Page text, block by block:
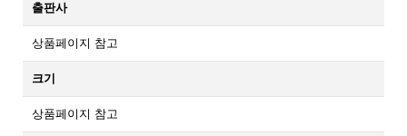
출판사
상품페이지 참고
크기
상품페이지 참고